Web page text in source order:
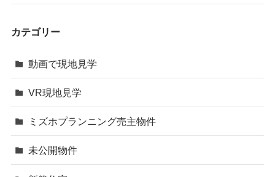
カテゴリー
動画で現地見学
VR現地見学
ミズホプランニング売主物件
未公開物件